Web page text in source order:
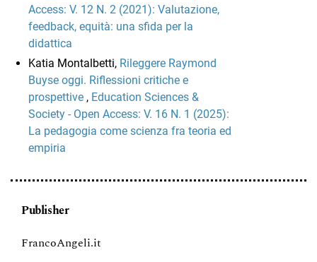
Access: V. 12 N. 2 (2021): Valutazione,
feedback, equità: una sfida per la
didattica
Katia Montalbetti, Rileggere Raymond
Buyse oggi. Riflessioni critiche e
prospettive , Education Sciences &
Society - Open Access: V. 16 N. 1 (2025):
La pedagogia come scienza fra teoria ed
empiria
Publisher
FrancoAngeli.it